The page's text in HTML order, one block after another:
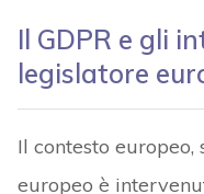
Il GDPR e gli
legislatore
Il contesto
europeo è